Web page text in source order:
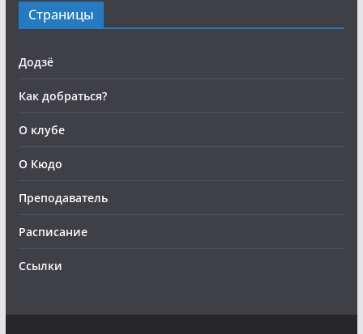
Страницы
Додзё
Как добраться?
О клубе
О Кюдо
Преподаватель
Расписание
Ссылки